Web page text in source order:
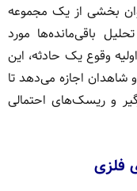
بخشی از یک مجموعه
باقی‌مانده‌ها مورد
وقوع یک حادثه، این
اجازه می‌دهد تا
و ریسک‌های احتمالی
فلزی